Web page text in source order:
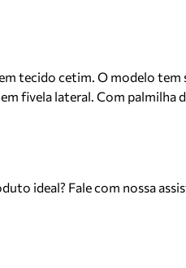
tecido cetim. O modelo tem
fivela lateral. Com palmilha
ideal? Fale com nossa